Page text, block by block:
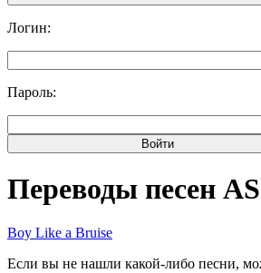
Логин:
Пароль:
Переводы песен
Boy Like a Bruise
Если вы не нашли какой-либо песни,